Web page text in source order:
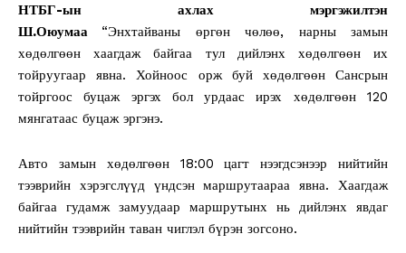
НТБГ-ын ахлах мэргэжилтэн
Ш.Оюумаа “Энхтайваны өргөн чөлөө, нарны замын
хөдөлгөөн хаагдаж байгаа тул дийлэнх хөдөлгөөн их
тойруугаар явна. Хойноос орж буй хөдөлгөөн Сансрын
тойргоос буцаж эргэх бол урдаас ирэх хөдөлгөөн 120
мянгатаас буцаж эргэнэ.
Авто замын хөдөлгөөн 18:00 цагт нээгдсэнээр нийтийн
тээврийн хэрэгслүүд үндсэн маршрутаараа явна. Хаагдаж
байгаа гудамж замуудаар маршрутынх нь дийлэнх явдаг
нийтийн тээврийн таван чиглэл бүрэн зогсоно.